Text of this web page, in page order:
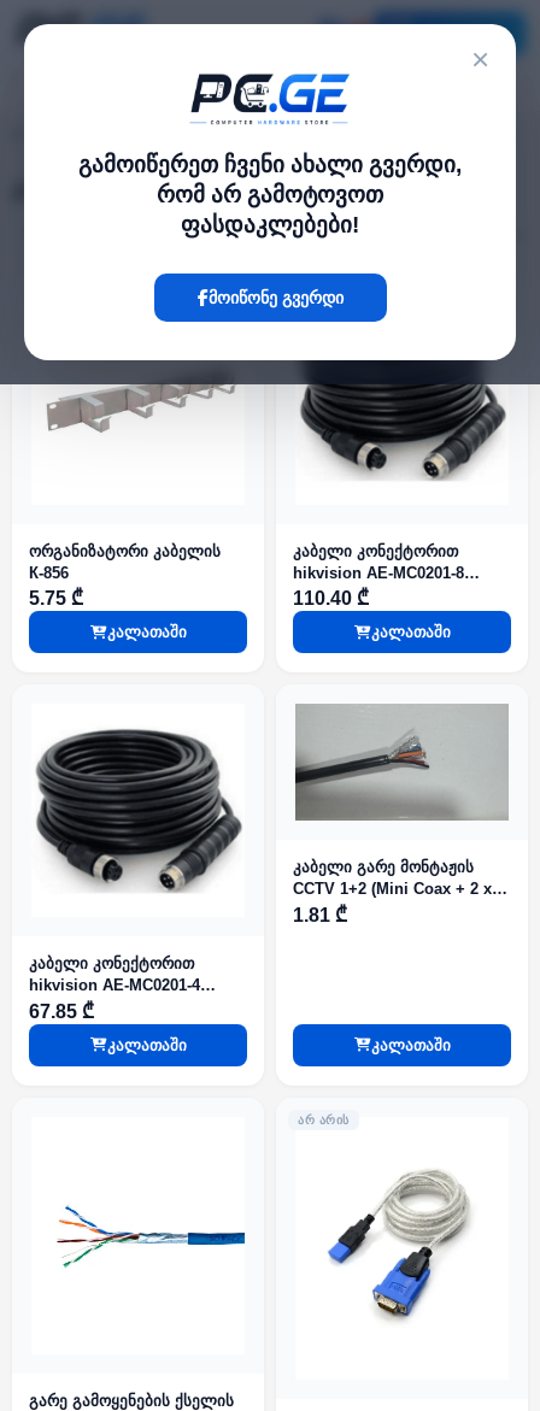
×
გამოიწერეთ ჩვენი ახალი გვერდი,
რომ არ გამოტოვოთ
ფასდაკლებები!
მოიწონე გვერდი
7 პროდუქტი
ორგანიზატორი კაბელის
К-856
5.75 ₾
კალათაში
კაბელი კონექტორით
hikvision AE-MC0201-8
საავტომობილო
სისტემებისთვის
110.40 ₾
კალათაში
კაბელი კონექტორით
hikvision AE-MC0201-4
საავტომობილო
სისტემებისთვის
67.85 ₾
კალათაში
კაბელი გარე მონტაჟის
CCTV 1+2 (Mini Coax + 2 x 0
50) PE (100m) (40975)
1.81 ₾
კალათაში
გარე გამოყენების ქსელის
ᲐᲠ ᲐᲠᲘᲡ